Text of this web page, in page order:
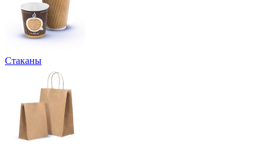
Стаканы